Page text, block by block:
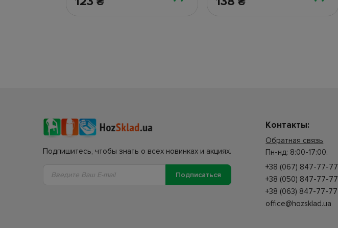
Подпишитесь, чтобы знать о всех новинках и акциях.
Подписаться
Контакты:
Обратная связь
Пн-нд: 8:00-17:00.
+38 (067) 847-77-77
+38 (050) 847-77-77
+38 (063) 847-77-77
office@hozsklad.ua